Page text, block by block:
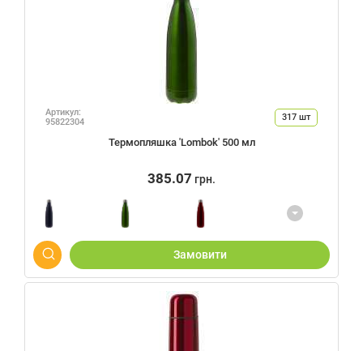
Артикул:
95822304
317шт
Термопляшка 'Lombok' 500 мл
385.07 грн.
Замовити